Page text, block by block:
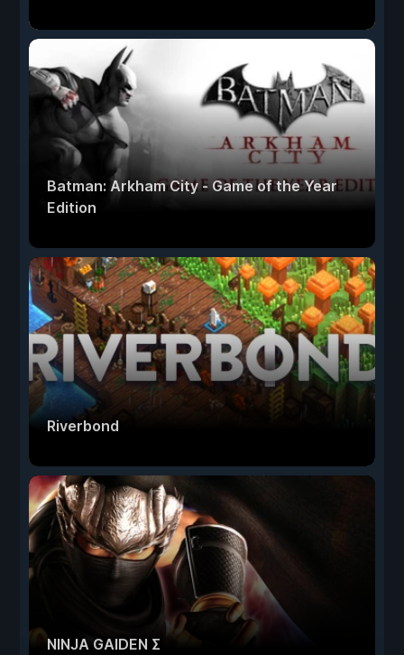
Batman: Arkham City - Game of the Year
Edition
Riverbond
NINJA GAIDEN Σ